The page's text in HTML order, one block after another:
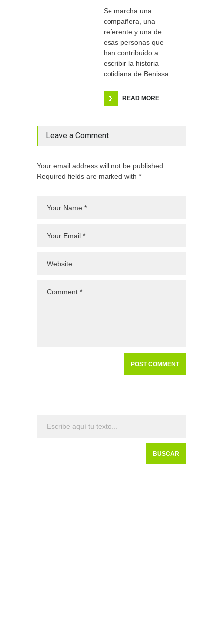
Se marcha una
compañera, una
referente y una de
esas personas que
han contribuido a
escribir la historia
cotidiana de Benissa
READ MORE
Leave a Comment
Your email address will not be published.
Required fields are marked with *